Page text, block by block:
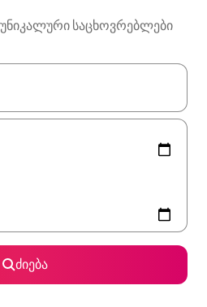
საცხოვრებლები
გახდება, ნავიგაციისთვის
ძიება